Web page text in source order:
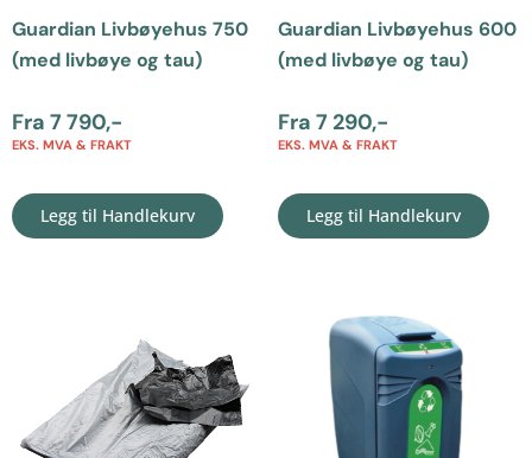
Guardian Livbøyehus 750
(med livbøye og tau)
Fra 7 790,-
EKS. MVA & FRAKT
Legg til Handlekurv
Guardian Livbøyehus 600
(med livbøye og tau)
Fra 7 290,-
EKS. MVA & FRAKT
Legg til Handlekurv